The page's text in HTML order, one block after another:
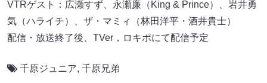
VTRゲスト：広瀬すず、永瀬廉（King & Prince）、岩井勇
気（ハライチ）、ザ・マミィ（林田洋平・酒井貴士）
配信・放送終了後、TVer，ロキポにて配信予定
千原ジュニア, 千原兄弟